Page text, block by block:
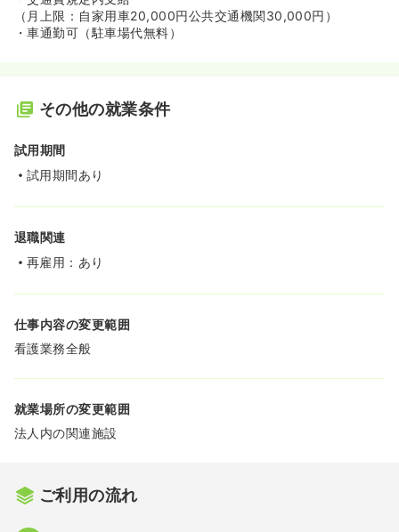
（月上限：自家用車20,000円公共交通機関30,000円）
・車通勤可（駐車場代無料）
その他の就業条件
試用期間
試用期間あり
退職関連
再雇用：あり
仕事内容の変更範囲
看護業務全般
就業場所の変更範囲
法人内の関連施設
ご利用の流れ